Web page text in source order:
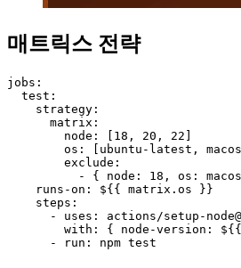
매트릭스 전략
jobs:
  test:
    strategy:
      matrix:
        node: [18, 20, 22]
os: [ubuntu-latest,
        exclude:
- { node: 18, os:
    runs-on: ${{ matrix.os }}
    steps:
- uses: actions/setup-
with: { node-version:
      - run: npm test